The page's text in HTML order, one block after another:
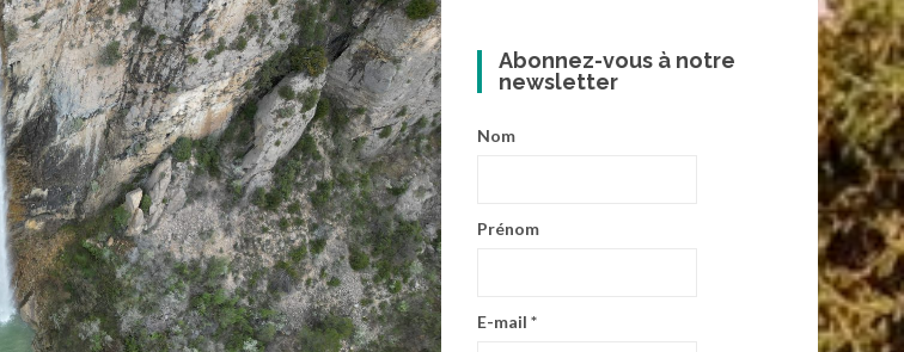
Abonnez-vous à notre
newsletter
Nom
Prénom
E-mail *